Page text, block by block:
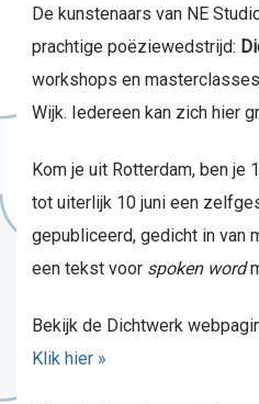
De kunstenaars van NE
prachtige poëziewedstrijd:
workshops en
Wijk. Iedereen kan zich hier
Kom je uit Rotterdam, ben je
tot uiterlijk 10 juni een
gepubliceerd, gedicht in van
een tekst voor spoken word
Bekijk de Dichtwerk
Klik hier »